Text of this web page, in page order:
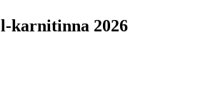
l-karnitinna 2026